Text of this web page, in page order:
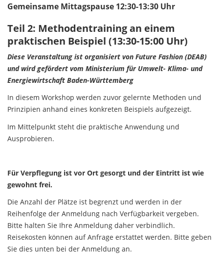
Gemeinsame Mittagspause 12:30-13:30 Uhr
Teil 2: Methodentraining an einem
praktischen Beispiel (13:30-15:00 Uhr)
Diese Veranstaltung ist organisiert von Future Fashion (DEAB)
und wird gefördert vom Ministerium für Umwelt- Klima- und
Energiewirtschaft Baden-Württemberg
In diesem Workshop werden zuvor gelernte Methoden und
Prinzipien anhand eines konkreten Beispiels aufgezeigt.
Im Mittelpunkt steht die praktische Anwendung und
Ausprobieren.
Für Verpflegung ist vor Ort gesorgt und der Eintritt ist wie
gewohnt frei.
Die Anzahl der Plätze ist begrenzt und werden in der
Reihenfolge der Anmeldung nach Verfügbarkeit vergeben.
Bitte halten Sie Ihre Anmeldung daher verbindlich.
Reisekosten können auf Anfrage erstattet werden. Bitte geben
Sie dies unten bei der Anmeldung an.